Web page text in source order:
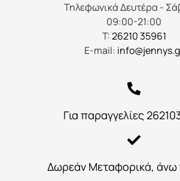
Τηλεφωνικά Δευτέρα -
09:00-21:00
Τ:26210 35961
E-mail:
Για παραγγελίες
Δωρεάν Μεταφορικά, άνω